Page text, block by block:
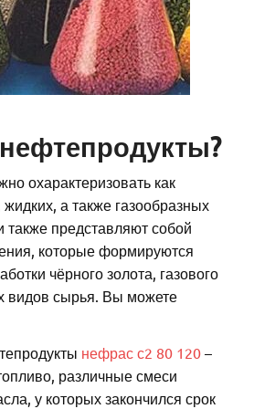
охарактеризовать как
а также газообразных
также представляют собой
которые формируются
чёрного золота, газового
видов сырья. Вы можете
нефрас с2 80 120 –
различные смеси
у которых закончился срок